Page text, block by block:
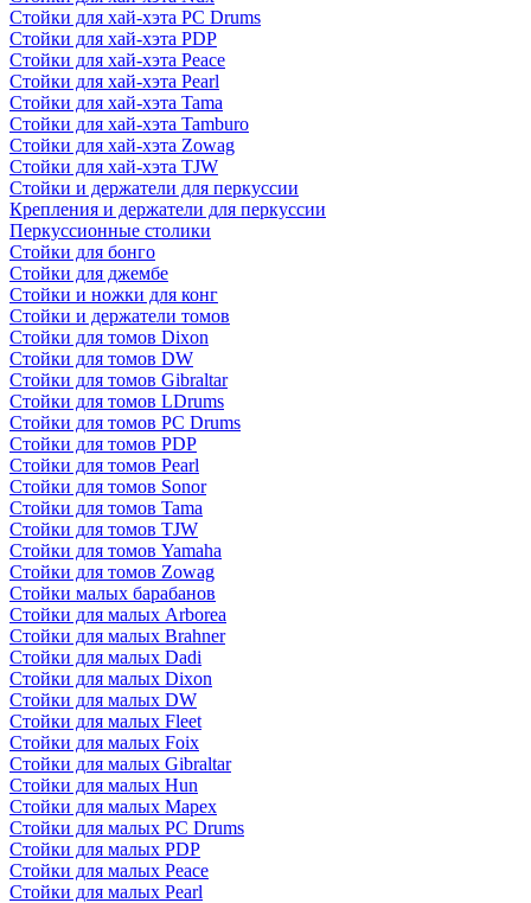
Стойки для хай-хэта PC Drums
Стойки для хай-хэта PDP
Стойки для хай-хэта Peace
Стойки для хай-хэта Pearl
Стойки для хай-хэта Tama
Стойки для хай-хэта Tamburo
Стойки для хай-хэта Zowag
Стойки для хай-хэта TJW
Стойки и держатели для перкуссии
Крепления и держатели для перкуссии
Перкуссионные столики
Стойки для бонго
Стойки для джембе
Стойки и ножки для конг
Стойки и держатели томов
Стойки для томов Dixon
Стойки для томов DW
Стойки для томов Gibraltar
Стойки для томов LDrums
Стойки для томов PC Drums
Стойки для томов PDP
Стойки для томов Pearl
Стойки для томов Sonor
Стойки для томов Tama
Стойки для томов TJW
Стойки для томов Yamaha
Стойки для томов Zowag
Стойки малых барабанов
Стойки для малых Arborea
Стойки для малых Brahner
Стойки для малых Dadi
Стойки для малых Dixon
Стойки для малых DW
Стойки для малых Fleet
Стойки для малых Foix
Стойки для малых Gibraltar
Стойки для малых Hun
Стойки для малых Mapex
Стойки для малых PC Drums
Стойки для малых PDP
Стойки для малых Peace
Стойки для малых Pearl